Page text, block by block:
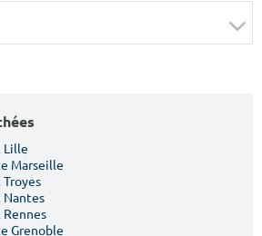
m² m²
Lille
Marseille
Grenoble